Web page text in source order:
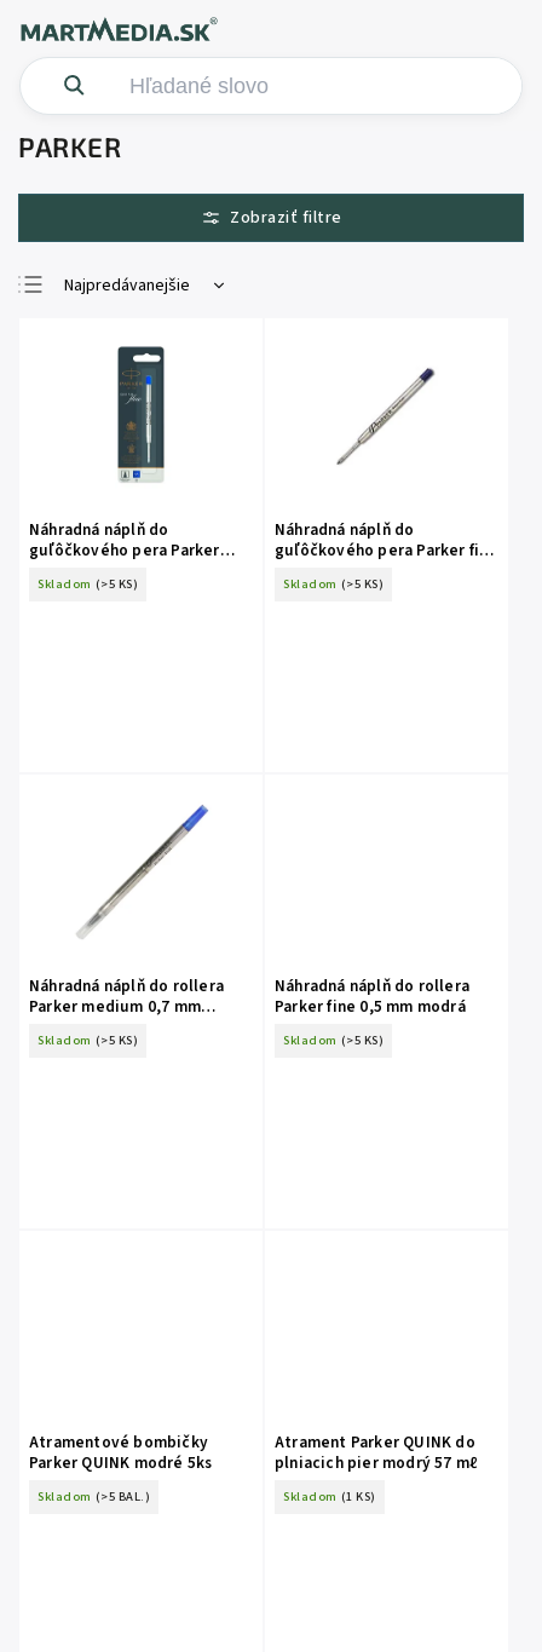
PARKER
Najpredávanejšie
Najdrahšie
Abecedne
Náhradná náplň do
guľôčkového pera Parker
Skladom (>5 KS)
Náhradná náplň do
guľôčkového pera Parker fine
Skladom (>5 KS)
Náhradná náplň do rollera
Parker medium 0,7 mm
Skladom (>5 KS)
Náhradná náplň do rollera
Parker fine 0,5 mm modrá
Skladom (>5 KS)
Atramentové bombičky
Parker QUINK modré 5ks
Skladom (>5 BAL.)
Atrament Parker QUINK do
plniacich pier modrý 57 mℓ
Skladom (1 KS)